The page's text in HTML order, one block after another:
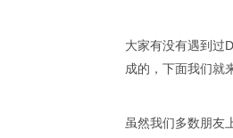
大家有没有遇到过
成的，下面我们就
虽然我们多数朋友